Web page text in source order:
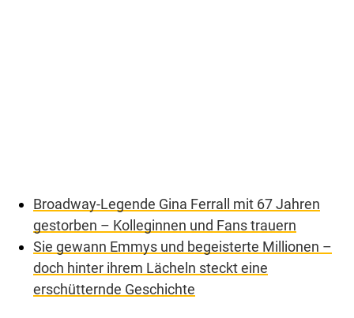
Broadway-Legende Gina Ferrall mit 67 Jahren
gestorben – Kolleginnen und Fans trauern
Sie gewann Emmys und begeisterte Millionen –
doch hinter ihrem Lächeln steckt eine
erschütternde Geschichte